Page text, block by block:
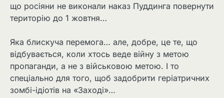
що росіяни не виконали наказ Пуддинга повернути
територію до 1 жовтня…
Яка блискуча перемога… але, добре, це те, що
відбувається, коли хтось веде війну з метою
пропаганди, а не з військовою метою. І то
спеціально для того, щоб задобрити геріатричних
зомбі-ідіотів на «Заході»…